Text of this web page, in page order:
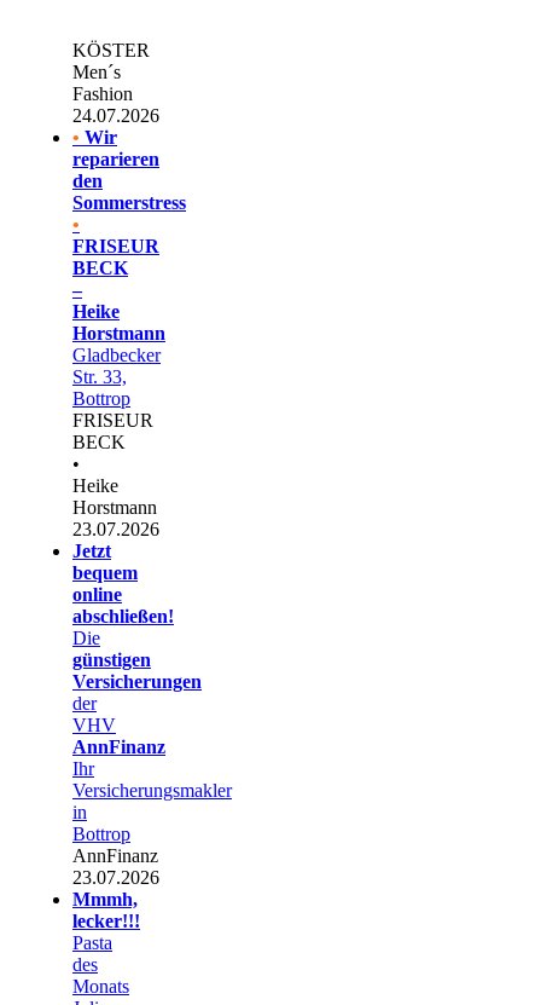
KÖSTER
Men´s
Fashion
24.07.2026
• Wir
reparieren
den
Sommerstress
•
FRISEUR
BECK
–
Heike
Horstmann
Gladbecker
Str. 33,
Bottrop
FRISEUR
BECK
•
Heike
Horstmann
23.07.2026
Jetzt
bequem
online
abschließen!
Die
günstigen
Versicherungen
der
VHV
AnnFinanz
Ihr
Versicherungsmakler
in
Bottrop
AnnFinanz
23.07.2026
Mmmh,
lecker!!!
Pasta
des
Monats